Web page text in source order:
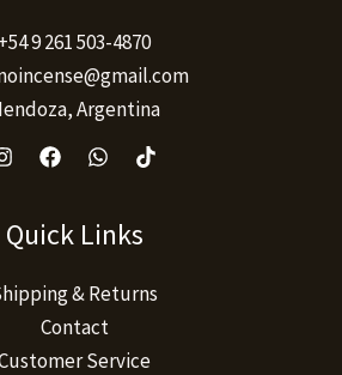
+54 9 261 503-4870
Argentina
Quick Links
& Returns
Contact
Service